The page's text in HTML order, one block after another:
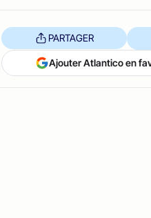
PARTAGER
Ajouter Atlantico en